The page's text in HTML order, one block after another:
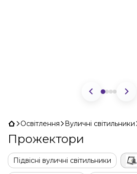
Освітлення Вуличні світильники
Прожектори
Підвісні вуличні світильники